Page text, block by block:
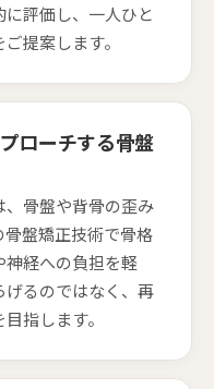
評価し、一人ひと
提案します。
ローチする骨盤
骨盤や背骨の歪み
盤矯正技術で骨格
経への負担を軽
るのではなく、再
指します。